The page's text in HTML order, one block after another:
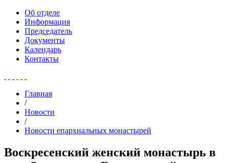
Об отделе
Информация
Председатель
Документы
Календарь
Контакты
Главная
/
Новости
/
Новости епархиальных монастырей
Воскресенский женский монастырь в